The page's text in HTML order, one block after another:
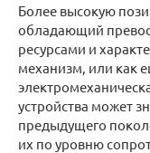
Более высокую
обладающий
ресурсами и
механизм, или как
устройства может
предыдущего
их по уровню